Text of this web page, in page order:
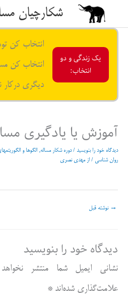
محتوا
شکارچیان
یک زندگی و دو
انتخاب:
انتخاب کن
انتخاب کن
دیگری درکار
آموزش یا یادگیری
دیدگاه‌ خود را بنویسید /دوره شکار مساله, الگوها و
روان شناسی / از مهدی نصری
→ نوشته قبل
دیدگاه‌ خود را بنویسید
نشانی ایمیل شما منتشر
علامت‌گذاری شده‌اند*